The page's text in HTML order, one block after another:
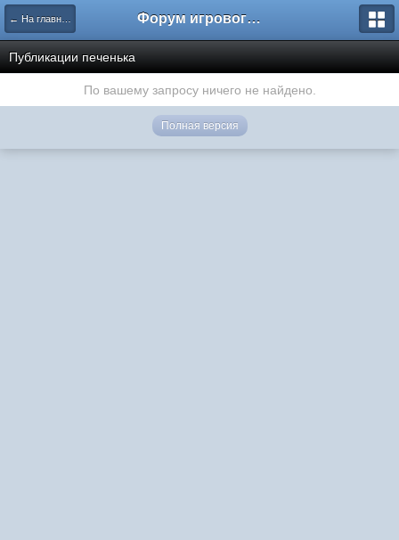
← На главную Форум игрового проекта Riverrise
Публикации печенька
По вашему запросу ничего не найдено.
Полная версия